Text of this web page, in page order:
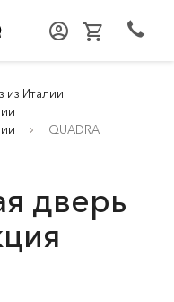
из Италии
QUADRA
дверь